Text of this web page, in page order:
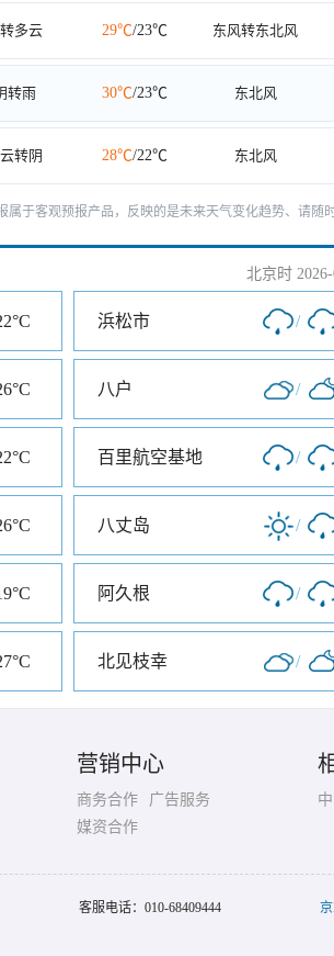
多云 29℃/23℃ 东风转东北风
转雨 30℃/23℃ 东北风
转阴 28℃/22℃ 东北风
属于客观预报产品，反映的是未来天气变化趋势、请随
北京时
浜松市 /
八户 /
百里航空基地 /
八丈岛 /
阿久根 /
北见枝幸 /
营销中心
商务合作
广告服务
媒资合作
客服电话： 010-68409444